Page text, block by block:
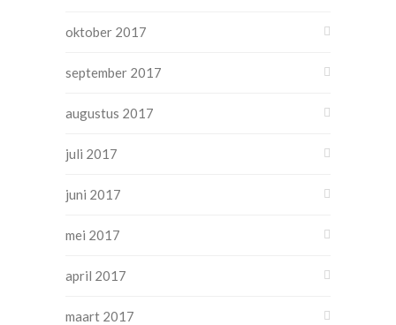
oktober 2017
september 2017
augustus 2017
juli 2017
juni 2017
mei 2017
april 2017
maart 2017